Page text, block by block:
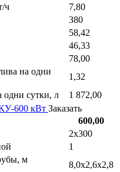
ч
7,80
380
58,42
46,33
78,00
на одни
1,32
сутки, л
1 872,00
600 кВт Заказать
600,00
2х300
1
м
8,0х2,6х2,8